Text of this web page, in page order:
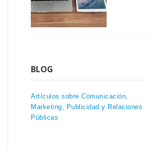
BLOG
Artículos sobre Comunicación,
Marketing, Publicidad y Relaciones
Públicas